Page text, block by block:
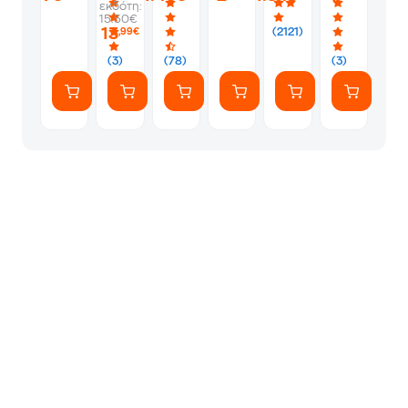
(3)
εκδότη:
15.50€
13,99€
-
Silver
(78)
Silver
(2121)
1
Φακελάκι
(7
(3)